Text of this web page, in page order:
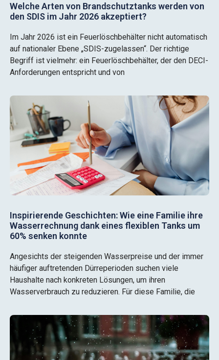
Welche Arten von Brandschutztanks werden von
den SDIS im Jahr 2026 akzeptiert?
Im Jahr 2026 ist ein Feuerlöschbehälter nicht automatisch
auf nationaler Ebene „SDIS-zugelassen“. Der richtige
Begriff ist vielmehr: ein Feuerlöschbehälter, der den DECI-
Anforderungen entspricht und von
Inspirierende Geschichten: Wie eine Familie ihre
Wasserrechnung dank eines flexiblen Tanks um
60% senken konnte
Angesichts der steigenden Wasserpreise und der immer
häufiger auftretenden Dürreperioden suchen viele
Haushalte nach konkreten Lösungen, um ihren
Wasserverbrauch zu reduzieren. Für diese Familie, die